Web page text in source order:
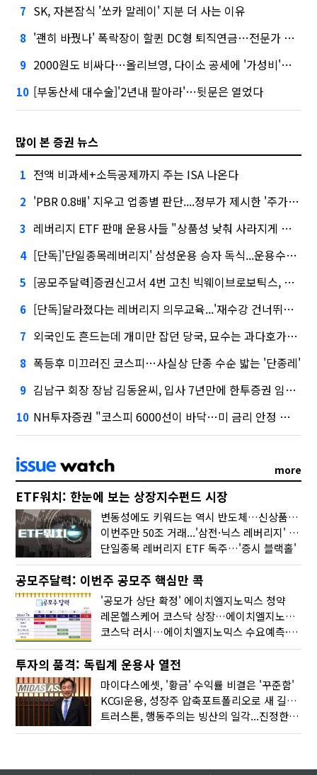
7 SK, 자본잠식 '쏘카 말레이' 지분 더 사는 이유
8 '괜히 바꿨나' 폭락장이 할퀸 DC형 퇴직연금…전문가 조언은
9 2000원도 비싸다…올리브영, 다이소 공세에 '가성비'로 맞불
10 [부동산세 대수술]'2년내 팔아라'…뒷문은 열었다
많이 본 증권 뉴스
1 전액 비과세+소득공제까지 주는 ISA 나온다
2 'PBR 0.8배' 지우고 업종별 판단....정부가 제시한 '주가 누르기' 방지법
3 레버리지 ETF 판매 운용사들 "상품성 낮춰 사라지게 해야"…일부 신중론도
4 [단독]'단일종목레버리지' 삼성운용 승자 독식...운용수익 미래에셋의 6배
5 [공모주달력]증권신고서 4번 고친 빅웨이브로보틱스, 수요예측
6 [단독]달라졌다는 레버리지 의무교육...'재수강 건너뛰기' 허점
7 외국인도 흔드는데 개미만 잡던 당국, 묘수는 과다호가부담금?
8 폭등후 미끄러진 코스피…사실상 단종 수순 밟는 '단종레'
9 김남구 회장 장남 김동윤씨, 입사 7년만에 한투증권 임원 승진
10 NH투자증권 "코스피 6000선이 바닥…미 금리 안정 후 추가 회복"
more
ETF워치: 한눈에 보는 상장지수펀드 시장
변동성에도 키워드는 역시 반도체…신상품은 우주·방산
이번주만 50조 거래...'삼전·닉스 레버리지' 수익률은 -30%
단일종목 레버리지 ETF 독주…'증시 블랙홀'
공모주달력: 이번주 공모주 핵심만 콕
'공모가 상단 확정' 에이치엘지노믹스 청약
레몬헬스케어 코스닥 상장…에이치엘지노믹스 수요예측
코스닥 러시…에이치엘지노믹스 수요예측·레메디 청약
투자의 품격: 독립계 운용사 열전
마이다스에셋, '황금' 수익률 비결은 '꾸준함'
KCGI운용, 성장주 압축포트폴리오로 새 길을 그리다
트러스톤, 행동주의는 빙산의 일각...진정한 힘은 '주식형 강자'